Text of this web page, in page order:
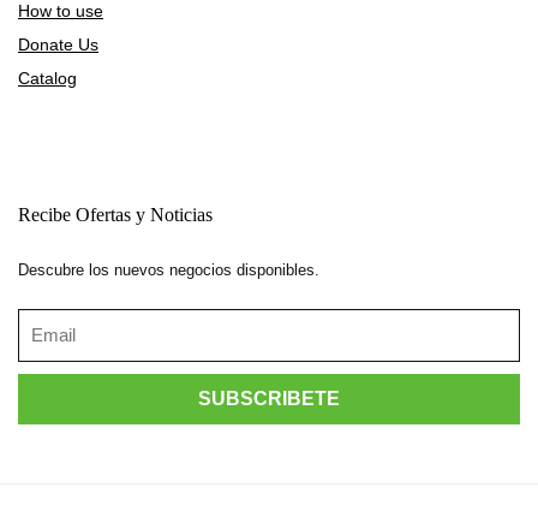
How to use
Donate Us
Catalog
Recibe Ofertas y Noticias
Descubre los nuevos negocios disponibles.